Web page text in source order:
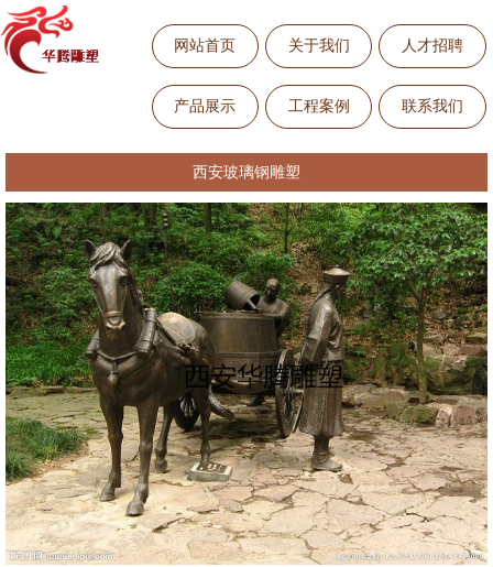
网站首页 关于我们 人才招聘
产品展示 工程案例 联系我们
西安玻璃钢雕塑